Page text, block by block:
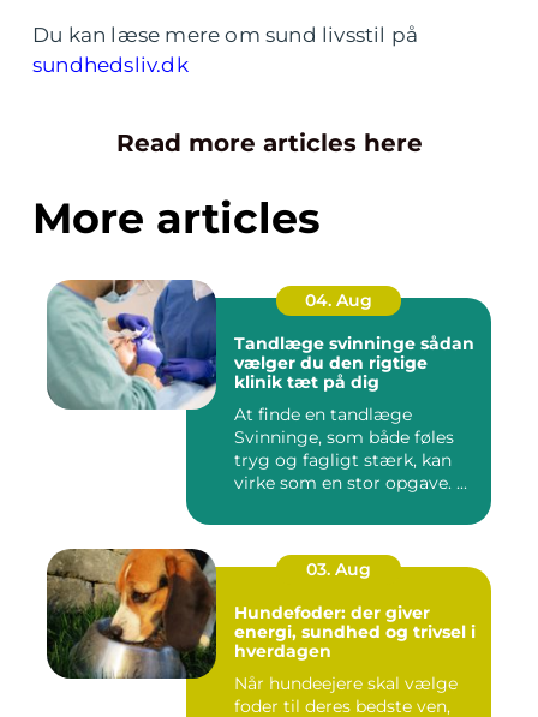
Du kan læse mere om sund livsstil på
sundhedsliv.dk
Read more articles here
More articles
04. Aug
Tandlæge svinninge sådan
vælger du den rigtige
klinik tæt på dig
At finde en tandlæge
Svinninge, som både føles
tryg og fagligt stærk, kan
virke som en stor opgave. ...
03. Aug
Hundefoder: der giver
energi, sundhed og trivsel i
hverdagen
Når hundeejere skal vælge
foder til deres bedste ven,